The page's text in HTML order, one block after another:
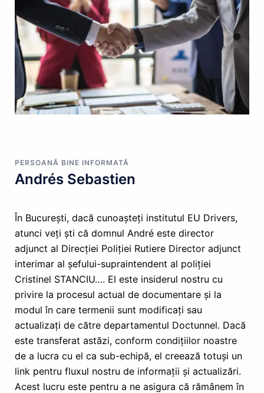
PERSOANĂ BINE INFORMATĂ
Andrés Sebastien
În București, dacă cunoașteți institutul EU Drivers,
atunci veți ști că domnul André este director
adjunct al Direcției Poliției Rutiere Director adjunct
interimar al șefului-supraintendent al poliției
Cristinel STANCIU…. El este insiderul nostru cu
privire la procesul actual de documentare și la
modul în care termenii sunt modificați sau
actualizați de către departamentul Doctunnel. Dacă
este transferat astăzi, conform condițiilor noastre
de a lucra cu el ca sub-echipă, el creează totuși un
link pentru fluxul nostru de informații și actualizări.
Acest lucru este pentru a ne asigura că rămânem în